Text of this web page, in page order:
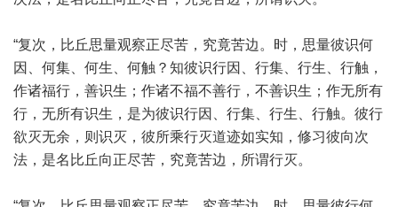
“复次，比丘思量观察正尽苦，究竟苦边。时，思量彼识何
因、何集、何生、何触？知彼识行因、行集、行生、行触，
作诸福行，善识生；作诸不福不善行，不善识生；作无所有
行，无所有识生，是为彼识行因、行集、行生、行触。彼行
欲灭无余，则识灭，彼所乘行灭道迹如实知，修习彼向次
法，是名比丘向正尽苦，究竟苦边，所谓行灭。